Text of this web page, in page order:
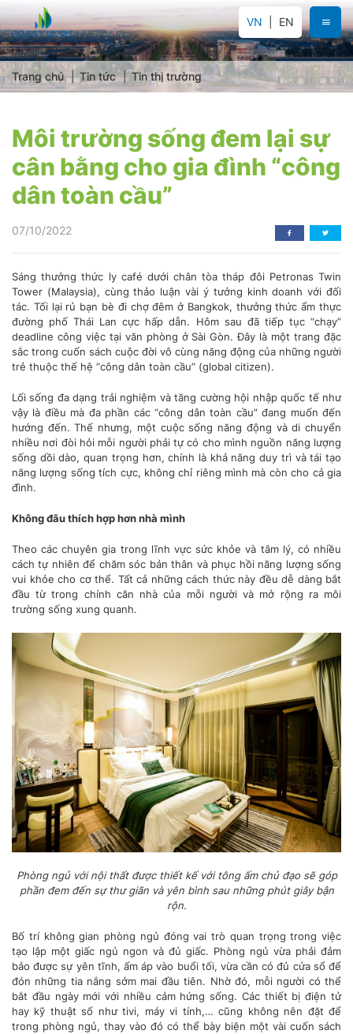
VN EN
Trang chủ Tin tức Tin thị trường
Môi trường sống đem lại sự
cân bằng cho gia đình “công
dân toàn cầu”
07/10/2022
Sáng thưởng thức ly café dưới chân tòa tháp đôi Petronas Twin
Tower (Malaysia), cùng thảo luận vài ý tưởng kinh doanh với đối
tác. Tối lại rủ bạn bè đi chợ đêm ở Bangkok, thưởng thức ẩm thực
đường phố Thái Lan cực hấp dẫn. Hôm sau đã tiếp tục “chạy”
deadline công việc tại văn phòng ở Sài Gòn. Đây là một trang đặc
sắc trong cuốn sách cuộc đời vô cùng năng động của những người
trẻ thuộc thế hệ “công dân toàn cầu” (global citizen).
Lối sống đa dạng trải nghiệm và tăng cường hội nhập quốc tế như
vậy là điều mà đa phần các “công dân toàn cầu” đang muốn đến
hướng đến. Thế nhưng, một cuộc sống năng động và di chuyển
nhiều nơi đòi hỏi mỗi người phải tự có cho mình nguồn năng lượng
sống dồi dào, quan trọng hơn, chính là khả năng duy trì và tái tạo
năng lượng sống tích cực, không chỉ riêng mình mà còn cho cả gia
đình.
Không đâu thích hợp hơn nhà mình
Theo các chuyên gia trong lĩnh vực sức khỏe và tâm lý, có nhiều
cách tự nhiên để chăm sóc bản thân và phục hồi năng lượng sống
vui khỏe cho cơ thể. Tất cả những cách thức này đều dễ dàng bắt
đầu từ trong chính căn nhà của mỗi người và mở rộng ra môi
trường sống xung quanh.
Phòng ngủ với nội thất được thiết kế với tông ấm chủ đạo sẽ góp
phần đem đến sự thư giãn và yên bình sau những phút giây bận
rộn.
Bố trí không gian phòng ngủ đóng vai trò quan trọng trong việc
tạo lập một giấc ngủ ngon và đủ giấc. Phòng ngủ vừa phải đảm
bảo được sự yên tĩnh, ấm áp vào buổi tối, vừa cần có đủ cửa sổ để
đón những tia nắng sớm mai đầu tiên. Nhờ đó, mỗi người có thể
bắt đầu ngày mới với nhiều cảm hứng sống. Các thiết bị điện tử
hay kỹ thuật số như tivi, máy vi tính,… cũng không nên đặt để
trong phòng ngủ, thay vào đó có thể bày biện một vài cuốn sách